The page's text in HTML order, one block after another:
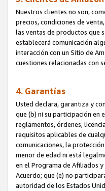
Nuestros clientes no son,
precios, condiciones de
las ventas de productos que
establecerá comunicación
interacción con un Sitio de
cuestiones relacionadas con
4. Garantías
Usted declara, garantiza y
que (b) ni su participación en
reglamentos, órdenes,
requisitos aplicables de
comunicaciones, la
menor de edad ni está
en el Programa de Afiliados
Acuerdo; que (e) no
autoridad de los Estados